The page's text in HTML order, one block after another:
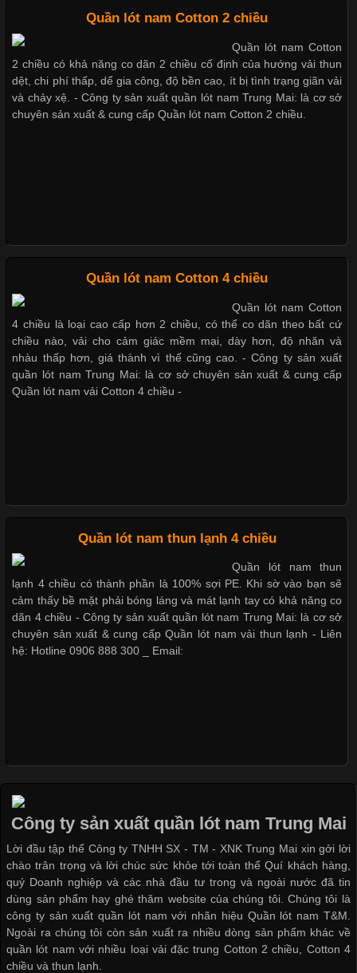
Vải Lycra Là Gì? Chất Liệu Co Giãn Được Ưa Chuộng Trong
Ngành May Mặc Trong ngành thời trang hiện đại, các loại vải có
khả năng co giãn tốt ngày càng được ưa chuộng nhằm mang lại
cảm giác thoải mái cho người mặc. Trong đó, vải Lycra là một
trong những chất liệu nổi bật nhờ độ đàn hồi cao,
Trong những năm gần đây, vải Bamboo đang trở thành một
trong những chất liệu được yêu thích trong ngành thời trang
nhờ đặc tính mềm mại, thoáng khí và thân thiện với môi trường.
Không chỉ được ứng dụng trong quần áo thường ngày, loại vải
này còn xuất hiện nhiều trong các sản phẩm đồ lót
vải thun luôn đóng vai trò quan trọng trong quá trình sản xuất.
Hiện nay, nhu cầu tìm kiếm quần lót nam giá
Xu Hướng Form Áo Thun Phổ Biến Trong Ngành May Mặc
Cập nhật 2026-05-09 15:58:23
Khám Phá Áo Phông Trang Phục Phổ Biến Nhất Hiện Nay
Cập nhật 2026-04-24 17:24:50
Áo phông là một trong những trang phục phổ biến nhất trong
đời sống hiện đại nhờ sự tiện lợi, thoải mái và dễ phối đồ.
Không chỉ xuất hiện trong thời trang thường ngày, áo phông còn
được ứng dụng rộng rãi trong ngành sản xuất may mặc, đặc
biệt là các sản phẩm từ vải thun. Hiện nay,
Dễ chịu hơn với quần lót nam giá rẻ vải Cotton 4 chiều
Mẫu quần short quần lót nam nữ hè thu 2017
Xu hướng thời trang trẻ và quần lót nam giá sỉ
Giặt và bảo quản quần lót nam đúng cách
Những mẩu quần lót nam thông dụng hiện nay
Bộ sưu tập quần lót nam Boxer TpHCM
Dễ chịu hơn với quần lót nam giá rẻ vải Cotton 4 chiều
Quần lót nam Cotton 2 chiều
Quần lót nam Cotton
2 chiều có khả năng co dãn 2 chiều cố định của hướng vải thun
dệt, chi phí thấp, dể gia công, độ bền cao, ít bị tình trạng giãn vải
và chảy xệ. - Công ty sản xuất quần lót nam Trung Mai: là cơ sở
chuyên sản xuất & cung cấp Quần lót nam Cotton 2 chiều.
Quần lót nam Cotton 4 chiều
Quần lót nam Cotton
4 chiều là loại cao cấp hơn 2 chiều, có thể co dãn theo bất cứ
chiều nào, vải cho cảm giác mềm mại, dày hơn, độ nhăn và
nhàu thấp hơn, giá thành vì thế cũng cao. - Công ty sản xuất
quần lót nam Trung Mai: là cơ sở chuyên sản xuất & cung cấp
Quần lót nam vải Cotton 4 chiều -
Quần lót nam thun lạnh 4 chiều
Quần lót nam thun
lạnh 4 chiều có thành phần là 100% sợi PE. Khi sờ vào bạn sẽ
cảm thấy bề mặt phải bóng láng và mát lạnh tay có khả năng co
dãn 4 chiều - Công ty sản xuất quần lót nam Trung Mai: là cơ sở
chuyên sản xuất & cung cấp Quần lót nam vải thun lạnh - Liên
hệ: Hotline 0906 888 300 _ Email:
Công ty sản xuất quần lót nam Trung Mai
Lời đầu tập thể Công ty TNHH SX - TM - XNK Trung Mai xin gởi lời
chào trân trọng và lời chúc sức khỏe tới toàn thể Quí khách hàng,
quý Doanh nghiệp và các nhà đầu tư trong và ngoài nước đã tin
dùng sản phẩm hay ghé thăm website của chúng tôi. Chúng tôi là
công ty sản xuất quần lót nam với nhãn hiệu Quần lót nam T&M.
Ngoài ra chúng tôi còn sản xuất ra nhiều dòng sản phẩm khác về
quần lót nam với nhiều loại vải đặc trung Cotton 2 chiều, Cotton 4
chiều và thun lạnh.